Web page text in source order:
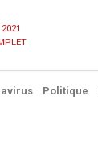
Politique